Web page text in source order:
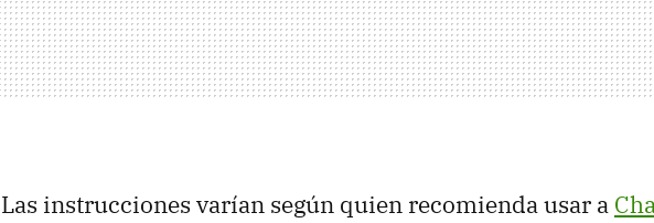
Las instrucciones varían según quien recomienda usar a